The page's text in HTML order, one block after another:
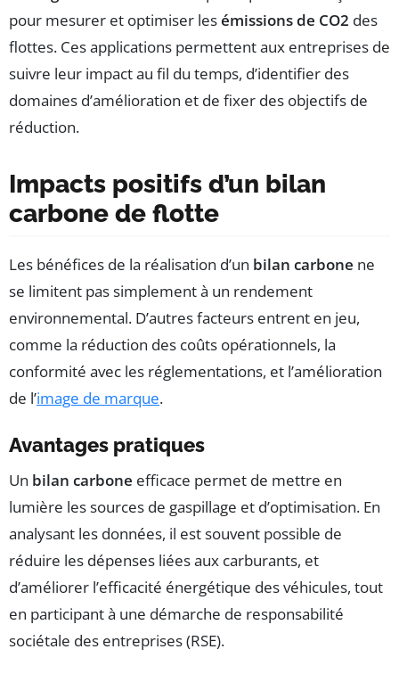
pour mesurer et optimiser lesémissions de CO2 des
flottes. Ces applications permettent aux entreprises de
suivre leur impact au fil du temps, d’identifier des
domaines d’amélioration et de fixer des objectifs de
réduction.
Impacts positifs d’un bilan
carbone de flotte
Les bénéfices de la réalisation d’un bilan carbone ne
se limitent pas simplement à un rendement
environnemental. D’autres facteurs entrent en jeu,
comme la réduction des coûts opérationnels, la
conformité avec les réglementations, et l’amélioration
de l’image de marque.
Avantages pratiques
Un bilan carbone efficace permet de mettre en
lumière les sources de gaspillage et d’optimisation. En
analysant les données, il est souvent possible de
réduire les dépenses liées aux carburants, et
d’améliorer l’efficacité énergétique des véhicules, tout
en participant à une démarche de responsabilité
sociétale des entreprises (RSE).